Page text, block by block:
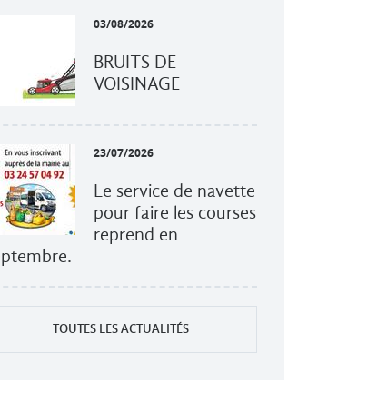
03/08/2026
BRUITS DE
VOISINAGE
23/07/2026
Le service de navette
pour faire les courses
reprend en
TOUTES LES ACTUALITÉS